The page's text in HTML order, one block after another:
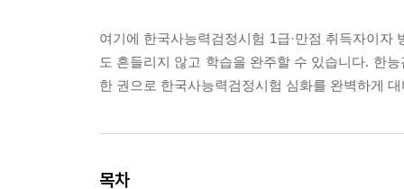
여기에 한국사능력검정시험 1급·만점 취득자이
도 흔들리지 않고 학습을 완주할 수 있습니다. 한
한 권으로 한국사능력검정시험 심화를 완벽하게
목차